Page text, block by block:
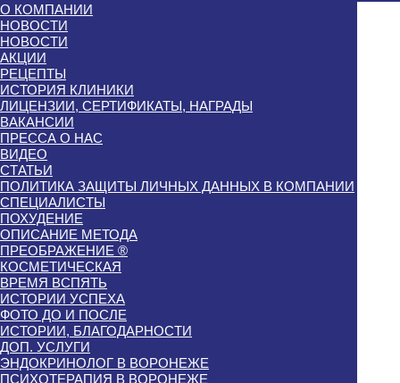
О КОМПАНИИ
НОВОСТИ
НОВОСТИ
АКЦИИ
РЕЦЕПТЫ
ИСТОРИЯ КЛИНИКИ
ЛИЦЕНЗИИ, СЕРТИФИКАТЫ, НАГРАДЫ
ВАКАНСИИ
ПРЕССА О НАС
ВИДЕО
СТАТЬИ
ПОЛИТИКА ЗАЩИТЫ ЛИЧНЫХ ДАННЫХ В КОМПАНИИ
СПЕЦИАЛИСТЫ
ПОХУДЕНИЕ
ОПИСАНИЕ МЕТОДА
ПРЕОБРАЖЕНИЕ ®
КОСМЕТИЧЕСКАЯ
ВРЕМЯ ВСПЯТЬ
ИСТОРИИ УСПЕХА
ФОТО ДО И ПОСЛЕ
ИСТОРИИ, БЛАГОДАРНОСТИ
ДОП. УСЛУГИ
ЭНДОКРИНОЛОГ В ВОРОНЕЖЕ
ПСИХОТЕРАПИЯ В ВОРОНЕЖЕ